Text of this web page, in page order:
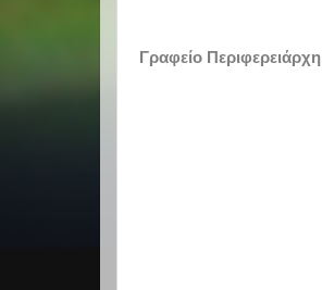
Γραφείο Περιφερειάρχη